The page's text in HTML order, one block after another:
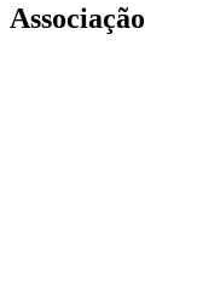
Associação